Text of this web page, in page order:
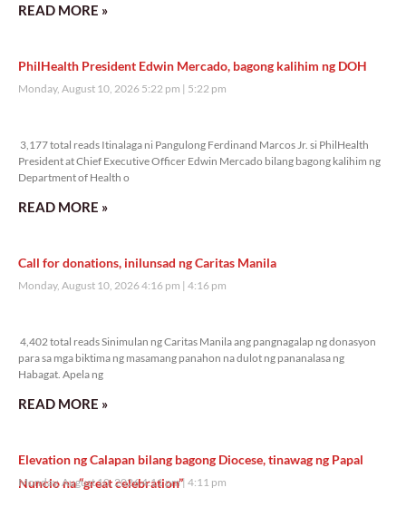
READ MORE »
PhilHealth President Edwin Mercado, bagong kalihim ng DOH
Monday, August 10, 2026 5:22 pm 5:22 pm
3,177 total reads Itinalaga ni Pangulong Ferdinand Marcos Jr. si PhilHealth
President at Chief Executive Officer Edwin Mercado bilang bagong kalihim ng
Department of Health o
READ MORE »
Call for donations, inilunsad ng Caritas Manila
Monday, August 10, 2026 4:16 pm 4:16 pm
4,402 total reads Sinimulan ng Caritas Manila ang pangnagalap ng donasyon
para sa mga biktima ng masamang panahon na dulot ng pananalasa ng
Habagat. Apela ng
READ MORE »
Elevation ng Calapan bilang bagong Diocese, tinawag ng Papal
Nuncio na “great celebration”
Monday, August 10, 2026 4:11 pm 4:11 pm